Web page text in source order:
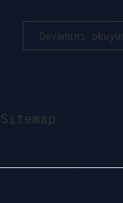
Devamını
Sitemap